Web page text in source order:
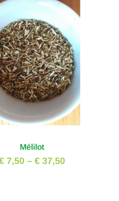
Mélilot
7,50 –€ 37,50